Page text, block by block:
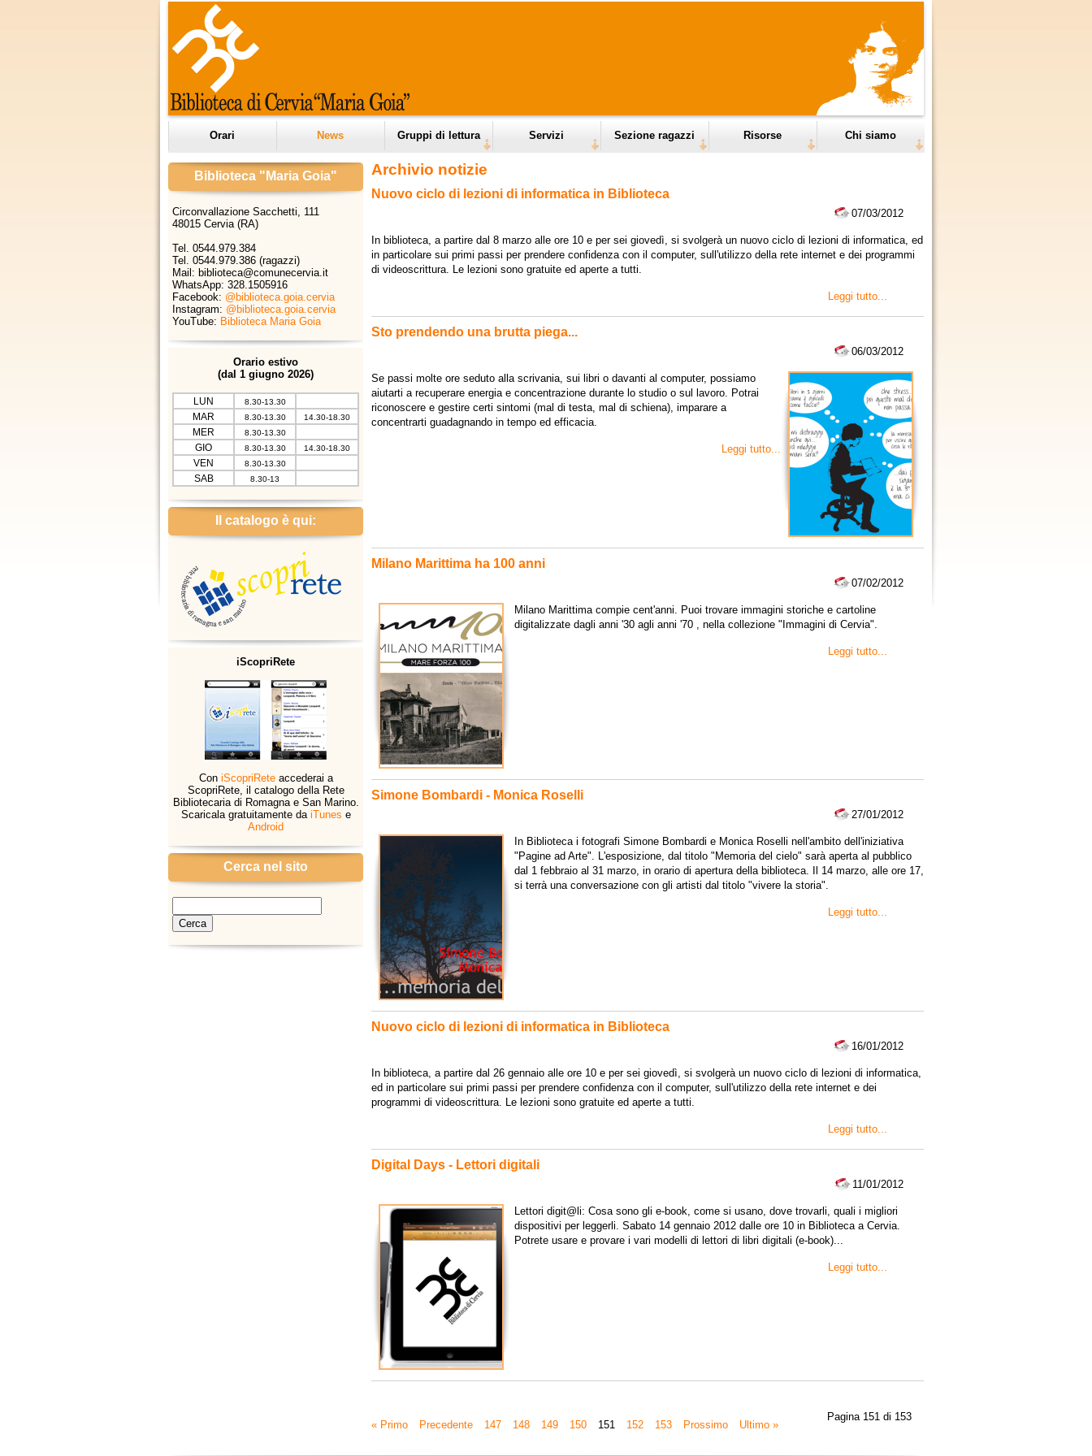
Orari News Gruppi di lettura Servizi Sezione ragazzi Risorse Chi siamo
Biblioteca "Maria Goia"
Circonvallazione Sacchetti, 111
48015 Cervia (RA)
Tel. 0544.979.384
Tel. 0544.979.386 (ragazzi)
Mail: biblioteca@comunecervia.it
WhatsApp: 328.1505916
Facebook: @biblioteca.goia.cervia
Instagram: @biblioteca.goia.cervia
YouTube: Biblioteca Maria Goia
Orario estivo
(dal 1 giugno 2026)
LUN 8.30-13.30
MAR 8.30-13.30 14.30-18.30
MER 8.30-13.30
GIO 8.30-13.30 14.30-18.30
VEN 8.30-13.30
SAB 8.30-13
Il catalogo è qui:
iScopriRete
Con iScopriReteaccederai a
ScopriRete, il catalogo della Rete
Bibliotecaria di Romagna e San Marino.
Scaricala gratuitamente da iTunes e
Android
Cerca nel sito
Archivio notizie
Nuovo ciclo di lezioni di informatica in Biblioteca
07/03/2012
In biblioteca, a partire dal 8 marzo alle ore 10 e per sei giovedì, si svolgerà un nuovo ciclo di lezioni di informatica, ed
in particolare sui primi passi per prendere confidenza con il computer, sull'utilizzo della rete internet e dei programmi
di videoscrittura. Le lezioni sono gratuite ed aperte a tutti.
Leggi tutto...
Sto prendendo una brutta piega...
06/03/2012
Se passi molte ore seduto alla scrivania, sui libri o davanti al computer, possiamo
aiutarti a recuperare energia e concentrazione durante lo studio o sul lavoro. Potrai
riconoscere e gestire certi sintomi (mal di testa, mal di schiena), imparare a
concentrarti guadagnando in tempo ed efficacia.
Leggi tutto...
Milano Marittima ha 100 anni
07/02/2012
Milano Marittima compie cent'anni. Puoi trovare immagini storiche e cartoline
digitalizzate dagli anni '30 agli anni '70 , nella collezione "Immagini di Cervia".
Leggi tutto...
Simone Bombardi - Monica Roselli
27/01/2012
In Biblioteca i fotografi Simone Bombardi e Monica Roselli nell'ambito dell'iniziativa
"Pagine ad Arte". L'esposizione, dal titolo "Memoria del cielo" sarà aperta al pubblico
dal 1 febbraio al 31 marzo, in orario di apertura della biblioteca. Il 14 marzo, alle ore 17,
si terrà una conversazione con gli artisti dal titolo "vivere la storia".
Leggi tutto...
Nuovo ciclo di lezioni di informatica in Biblioteca
16/01/2012
In biblioteca, a partire dal 26 gennaio alle ore 10 e per sei giovedì, si svolgerà un nuovo ciclo di lezioni di informatica,
ed in particolare sui primi passi per prendere confidenza con il computer, sull'utilizzo della rete internet e dei
programmi di videoscrittura. Le lezioni sono gratuite ed aperte a tutti.
Leggi tutto...
Digital Days - Lettori digitali
11/01/2012
Lettori digit@li: Cosa sono gli e-book, come si usano, dove trovarli, quali i migliori
dispositivi per leggerli. Sabato 14 gennaio 2012 dalle ore 10 in Biblioteca a Cervia.
Potrete usare e provare i vari modelli di lettori di libri digitali (e-book)...
Leggi tutto...
Pagina 151 di 153
« Primo Precedente 147 148 149 150 151 152 153 Prossimo Ultimo »